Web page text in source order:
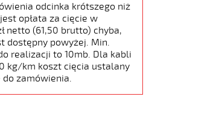
odcinka krótszego niż
opłata za cięcie w
netto (61,50 brutto) chyba,
dostępny powyżej. Min.
realizacji to 10mb. Dla kabli
kg/km koszt cięcia ustalany
zamówienia.